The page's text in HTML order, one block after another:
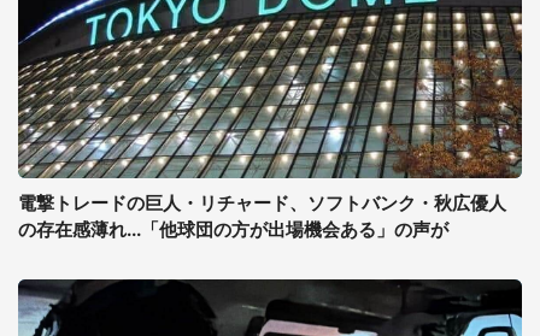
電撃トレードの巨人・リチャード、ソフトバンク・秋広優人
の存在感薄れ...「他球団の方が出場機会ある」の声が